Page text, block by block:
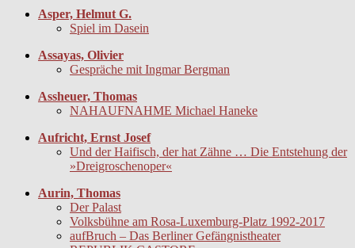
Asper, Helmut G.
Spiel im Dasein
Assayas, Olivier
Gespräche mit Ingmar Bergman
Assheuer, Thomas
NAHAUFNAHME Michael Haneke
Aufricht, Ernst Josef
Und der Haifisch, der hat Zähne … Die Entstehung der
»Dreigroschenoper«
Aurin, Thomas
Der Palast
Volksbühne am Rosa-Luxemburg-Platz 1992-2017
aufBruch – Das Berliner Gefängnistheater